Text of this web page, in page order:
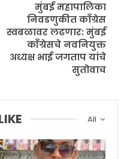
मुंबई महापालिका
निवडणुकीत काँग्रेस
स्वबळावर लढणार: मुंबई
कॉंग्रेसचे नवनियुक्त
अध्यक्ष भाई जगताप यांचे
सुतोवाच
All